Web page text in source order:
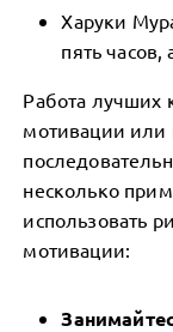
Харуки
пять часов,
Работа лучших
мотивации или
несколько
использовать
мотивации: